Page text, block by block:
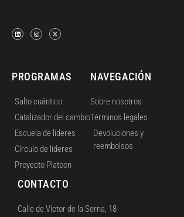
PROGRAMAS
Salto cuántico
Catalizador del cambio
Escuela de líderes
Círculo de líderes
Proyecto Platoon
NAVEGACIÓN
Sobre nosotros
Términos legales
Devoluciones y
reembolsos
CONTACTO
Calle de Víctor de la Serna, 18